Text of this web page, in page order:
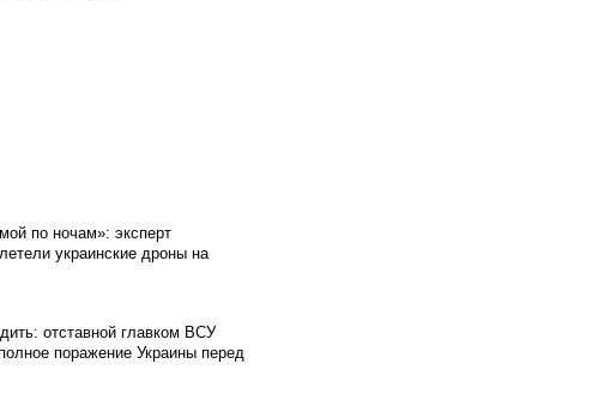
по ночам»: эксперт
украинские дроны на
отставной главком ВСУ
поражение Украины перед